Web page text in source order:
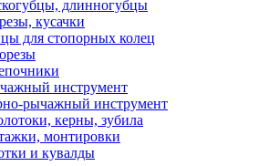
длинногубцы
кусачки
для стопорных колец
инструмент
рычажный инструмент
керны, зубила
монтировки
и кувалды